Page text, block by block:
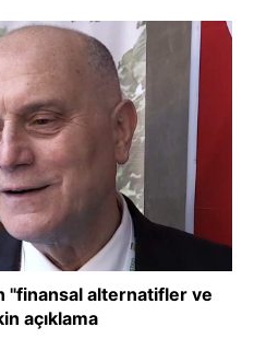
"finansal alternatifler ve
açıklama